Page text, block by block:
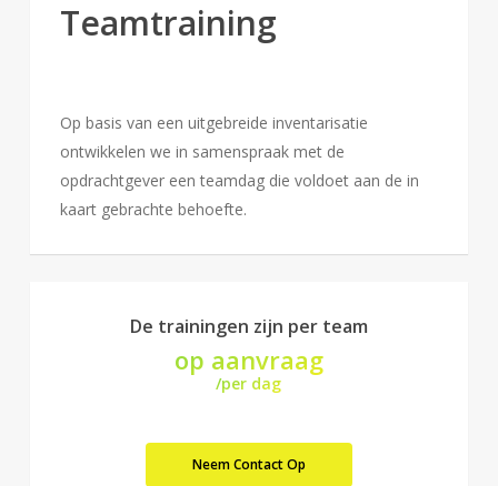
Teamtraining
Op basis van een uitgebreide inventarisatie
ontwikkelen we in samenspraak met de
opdrachtgever een teamdag die voldoet aan de in
kaart gebrachte behoefte.
De trainingen zijn per team
op aanvraag
/per dag
Neem Contact Op